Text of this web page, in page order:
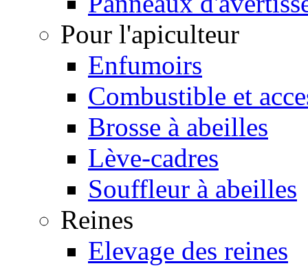
Pour l'apiculteur
Enfumoirs
Combustible et
Brosse à abeilles
Lève-cadres
Souffleur à abeilles
Reines
Elevage des reines